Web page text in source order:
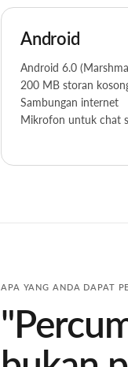
Android
Android 6.0
200 MB storan
Sambungan internet
Mikrofon untuk chat
APA YANG ANDA DAPAT